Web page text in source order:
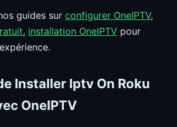
guides sur configurer OneIPTV,
, installation OneIPTV pour
Installer Iptv On Roku
OneIPTV